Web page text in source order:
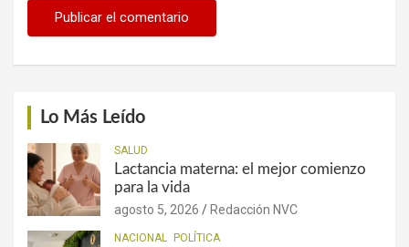
Lo Más Leído
SALUD
Lactancia materna: el mejor comienzo
para la vida
agosto 5, 2026 Redacción NVC
NACIONAL POLÍTICA